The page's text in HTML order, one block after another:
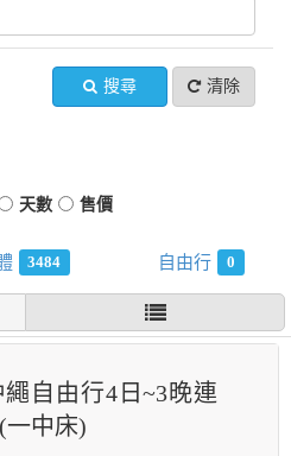
搜尋 清除
3484 0
繩自由行4日~3晚連
一中床)